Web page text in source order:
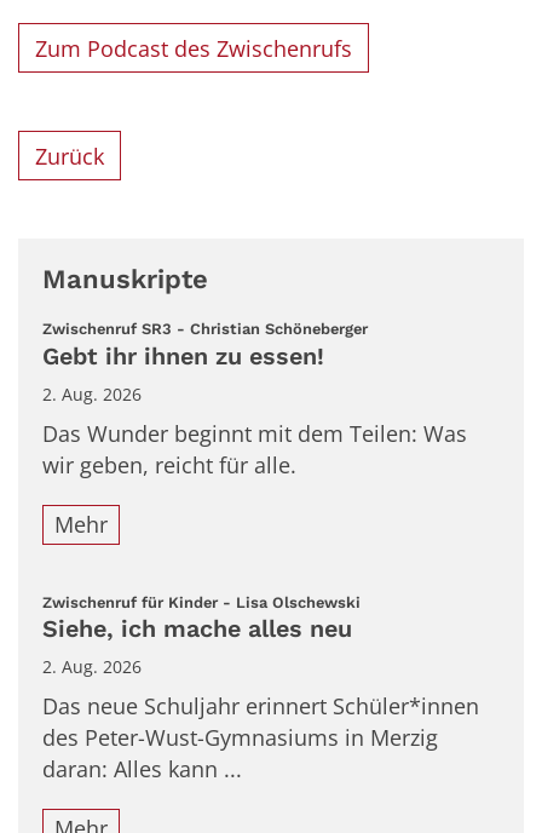
Zum Podcast des Zwischenrufs
Zurück
Manuskripte
Zwischenruf SR3 - Christian Schöneberger:
Gebt ihr ihnen zu essen!
2. Aug. 2026
Das Wunder beginnt mit dem Teilen: Was
wir geben, reicht für alle.
Mehr
Zwischenruf für Kinder - Lisa Olschewski
Siehe, ich mache alles neu
2. Aug. 2026
Das neue Schuljahr erinnert Schüler*innen
des Peter-Wust-Gymnasiums in Merzig
daran: Alles kann ...